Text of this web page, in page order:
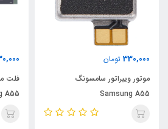
330,000 تومان
موتور ویبراتور سامسونگ
Samsung A55
فلت
A55